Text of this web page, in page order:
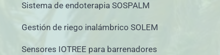
Sistema de endoterapia SOSPALM
Gestión de riego inalámbrico SOLEM
Sensores IOTREE para barrenadores